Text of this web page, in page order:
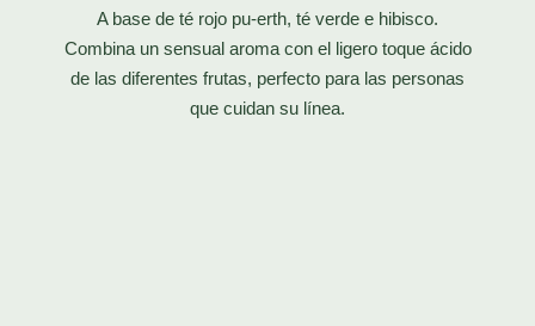
A base de té rojo pu-erth, té verde e hibisco.
Combina un sensual aroma con el ligero toque ácido
de las diferentes frutas, perfecto para las personas
que cuidan su línea.